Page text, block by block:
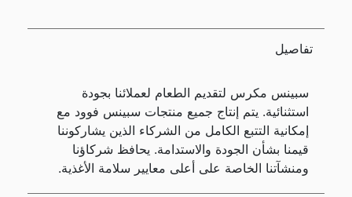
تفاصيل
سبينس مكرس لتقديم الطعام لعملائنا بجودة
استثنائية. يتم إنتاج جميع منتجات سبينس فوود مع
إمكانية التتبع الكامل من الشركاء الذين يشاركوننا
قيمنا بشأن الجودة والاستدامة. يحافظ شركاؤنا
ومنشآتنا الخاصة على أعلى معايير سلامة الأغذية.